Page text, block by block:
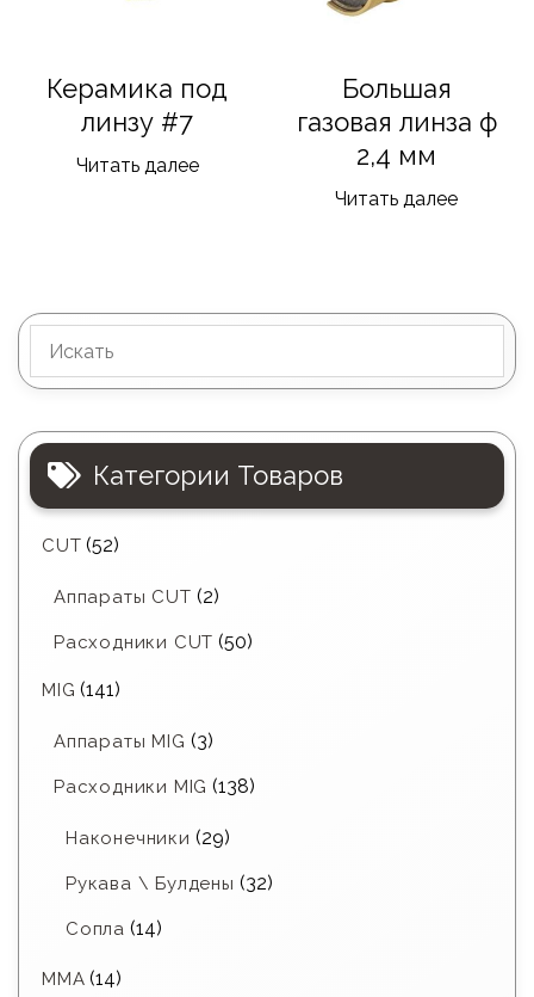
Керамика под
линзу #7
Читать далее
Большая
газовая линза ф
2,4 мм
Читать далее
Категории Товаров
CUT (52)
Аппараты CUT (2)
Расходники CUT (50)
MIG (141)
Аппараты MIG (3)
Расходники MIG (138)
Наконечники (29)
Рукава \ Булдены (32)
Сопла (14)
MMA (14)